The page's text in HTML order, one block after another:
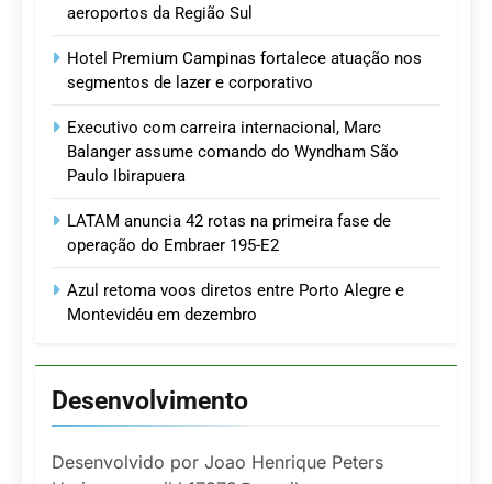
aeroportos da Região Sul
Hotel Premium Campinas fortalece atuação nos
segmentos de lazer e corporativo
Executivo com carreira internacional, Marc
Balanger assume comando do Wyndham São
Paulo Ibirapuera
LATAM anuncia 42 rotas na primeira fase de
operação do Embraer 195-E2
Azul retoma voos diretos entre Porto Alegre e
Montevidéu em dezembro
Desenvolvimento
Desenvolvido por Joao Henrique Peters